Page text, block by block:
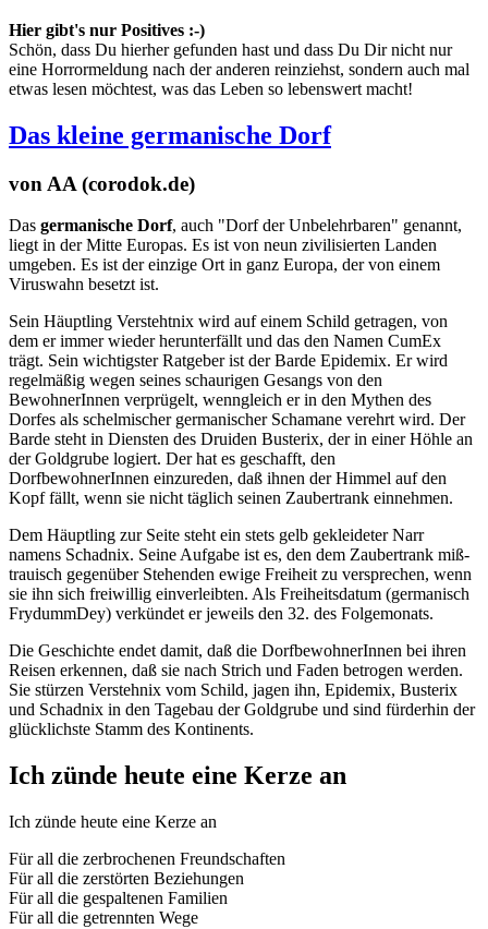
Hier gibt's nur Positives :-)
Schön, dass Du hierher gefunden hast und dass Du Dir nicht nur
eine Horrormeldung nach der anderen reinziehst, sondern auch mal
etwas lesen möchtest, was das Leben so lebenswert macht!
Das kleine germanische Dorf
von AA (corodok.de)
Das ger­ma­ni­sche Dorf, auch "Dorf der Unbelehrbaren" genannt,
liegt in der Mitte Europas. Es ist von neun zivi­li­sier­ten Landen
umge­ben. Es ist der ein­zi­ge Ort in ganz Europa, der von einem
Viruswahn besetzt ist.
Sein Häuptling Verstehtnix wird auf einem Schild getra­gen, von
dem er immer wie­der her­un­ter­fällt und das den Namen CumEx
trägt. Sein wich­tigs­ter Ratgeber ist der Barde Epidemix. Er wird
regel­mä­ßig wegen sei­nes schau­ri­gen Gesangs von den
BewohnerInnen ver­prü­gelt, wenn­gleich er in den Mythen des
Dorfes als schel­mi­scher ger­ma­ni­scher Schamane ver­ehrt wird. Der
Barde steht in Diensten des Druiden Busterix, der in einer Höhle an
der Goldgrube logiert. Der hat es geschafft, den
DorfbewohnerInnen ein­zu­re­den, daß ihnen der Himmel auf den
Kopf fällt, wenn sie nicht täg­lich sei­nen Zaubertrank einnehmen.
Dem Häuptling zur Seite steht ein stets gelb geklei­de­ter Narr
namens Schadnix. Seine Aufgabe ist es, den dem Zaubertrank miß­
trau­isch gegen­über Stehenden ewi­ge Freiheit zu ver­spre­chen, wenn
sie ihn sich frei­wil­lig ein­ver­leib­ten. Als Freiheitsdatum (ger­ma­nisch
FrydummDey) ver­kün­det er jeweils den 32. des Folgemonats.
Die Geschichte endet damit, daß die DorfbewohnerInnen bei ihren
Reisen erken­nen, daß sie nach Strich und Faden betro­gen wer­den.
Sie stür­zen Verstehnix vom Schild, jagen ihn, Epidemix, Busterix
und Schadnix in den Tagebau der Goldgrube und sind für­der­hin der
glück­lichs­te Stamm des Kontinents.
Ich zünde heute eine Kerze an
Ich zünde heute eine Kerze an
Für all die zerbrochenen Freundschaften
Für all die zerstörten Beziehungen
Für all die gespaltenen Familien
Für all die getrennten Wege